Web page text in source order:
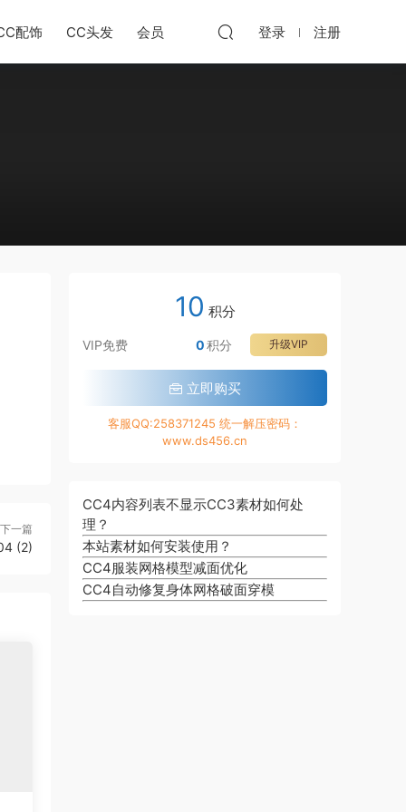
配饰 CC头发 会员 登录 注册
下一篇
(2)
10 积分
VIP免费 升级VIP
0积分
立即购买
客服QQ:258371245 统一解压密码：
www.ds456.cn
CC4内容列表不显示CC3素材如何处
理？
本站素材如何安装使用？
CC4服装网格模型减面优化
CC4自动修复身体网格破面穿模